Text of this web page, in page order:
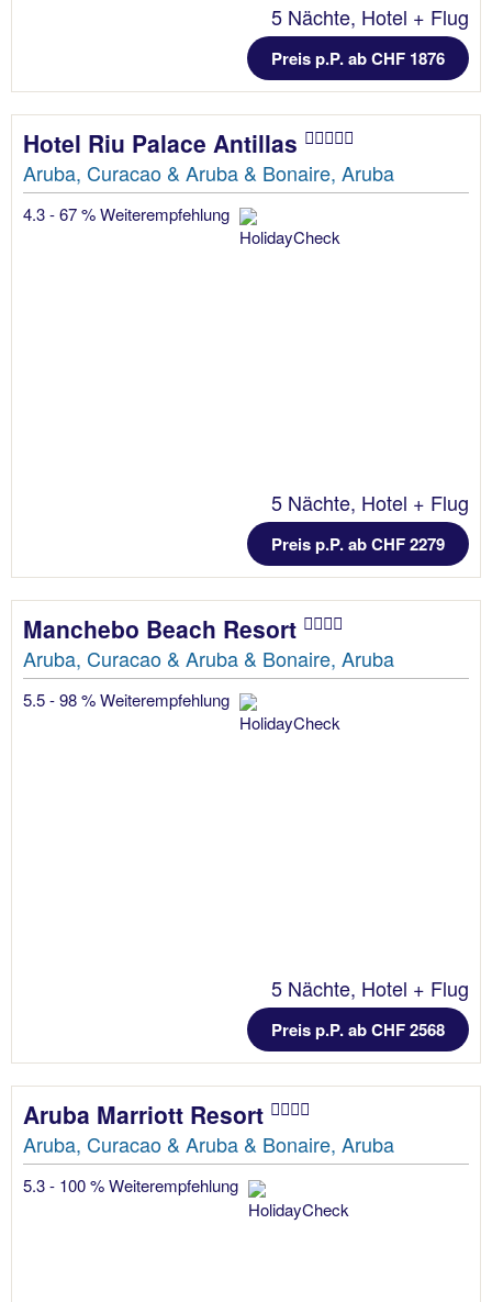
5 Nächte, Hotel + Flug
Preis p.P. ab CHF 1876
Hotel Riu Palace Antillas
Aruba, Curacao & Aruba & Bonaire, Aruba
4.3 - 67 % Weiterempfehlung
5 Nächte, Hotel + Flug
Preis p.P. ab CHF 2279
Manchebo Beach Resort
Aruba, Curacao & Aruba & Bonaire, Aruba
5.5 - 98 % Weiterempfehlung
5 Nächte, Hotel + Flug
Preis p.P. ab CHF 2568
Aruba Marriott Resort
Aruba, Curacao & Aruba & Bonaire, Aruba
5.3 - 100 % Weiterempfehlung